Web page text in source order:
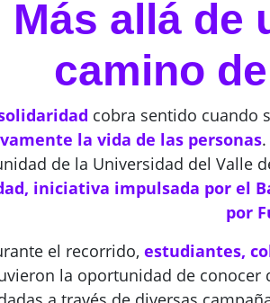
Más allá de
camino
cobra sentido cuando
la vida de las personas
de la Universidad del Valle
iniciativa impulsada por el
por
el recorrido,estudiantes,
la oportunidad de conocer